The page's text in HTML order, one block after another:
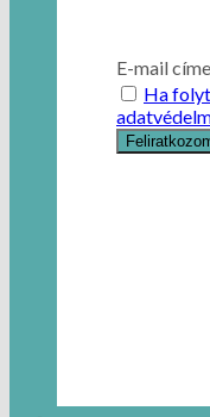
E-mail címe
Ha